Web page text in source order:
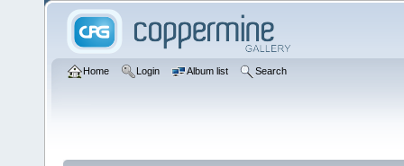
Home Login Album list Search